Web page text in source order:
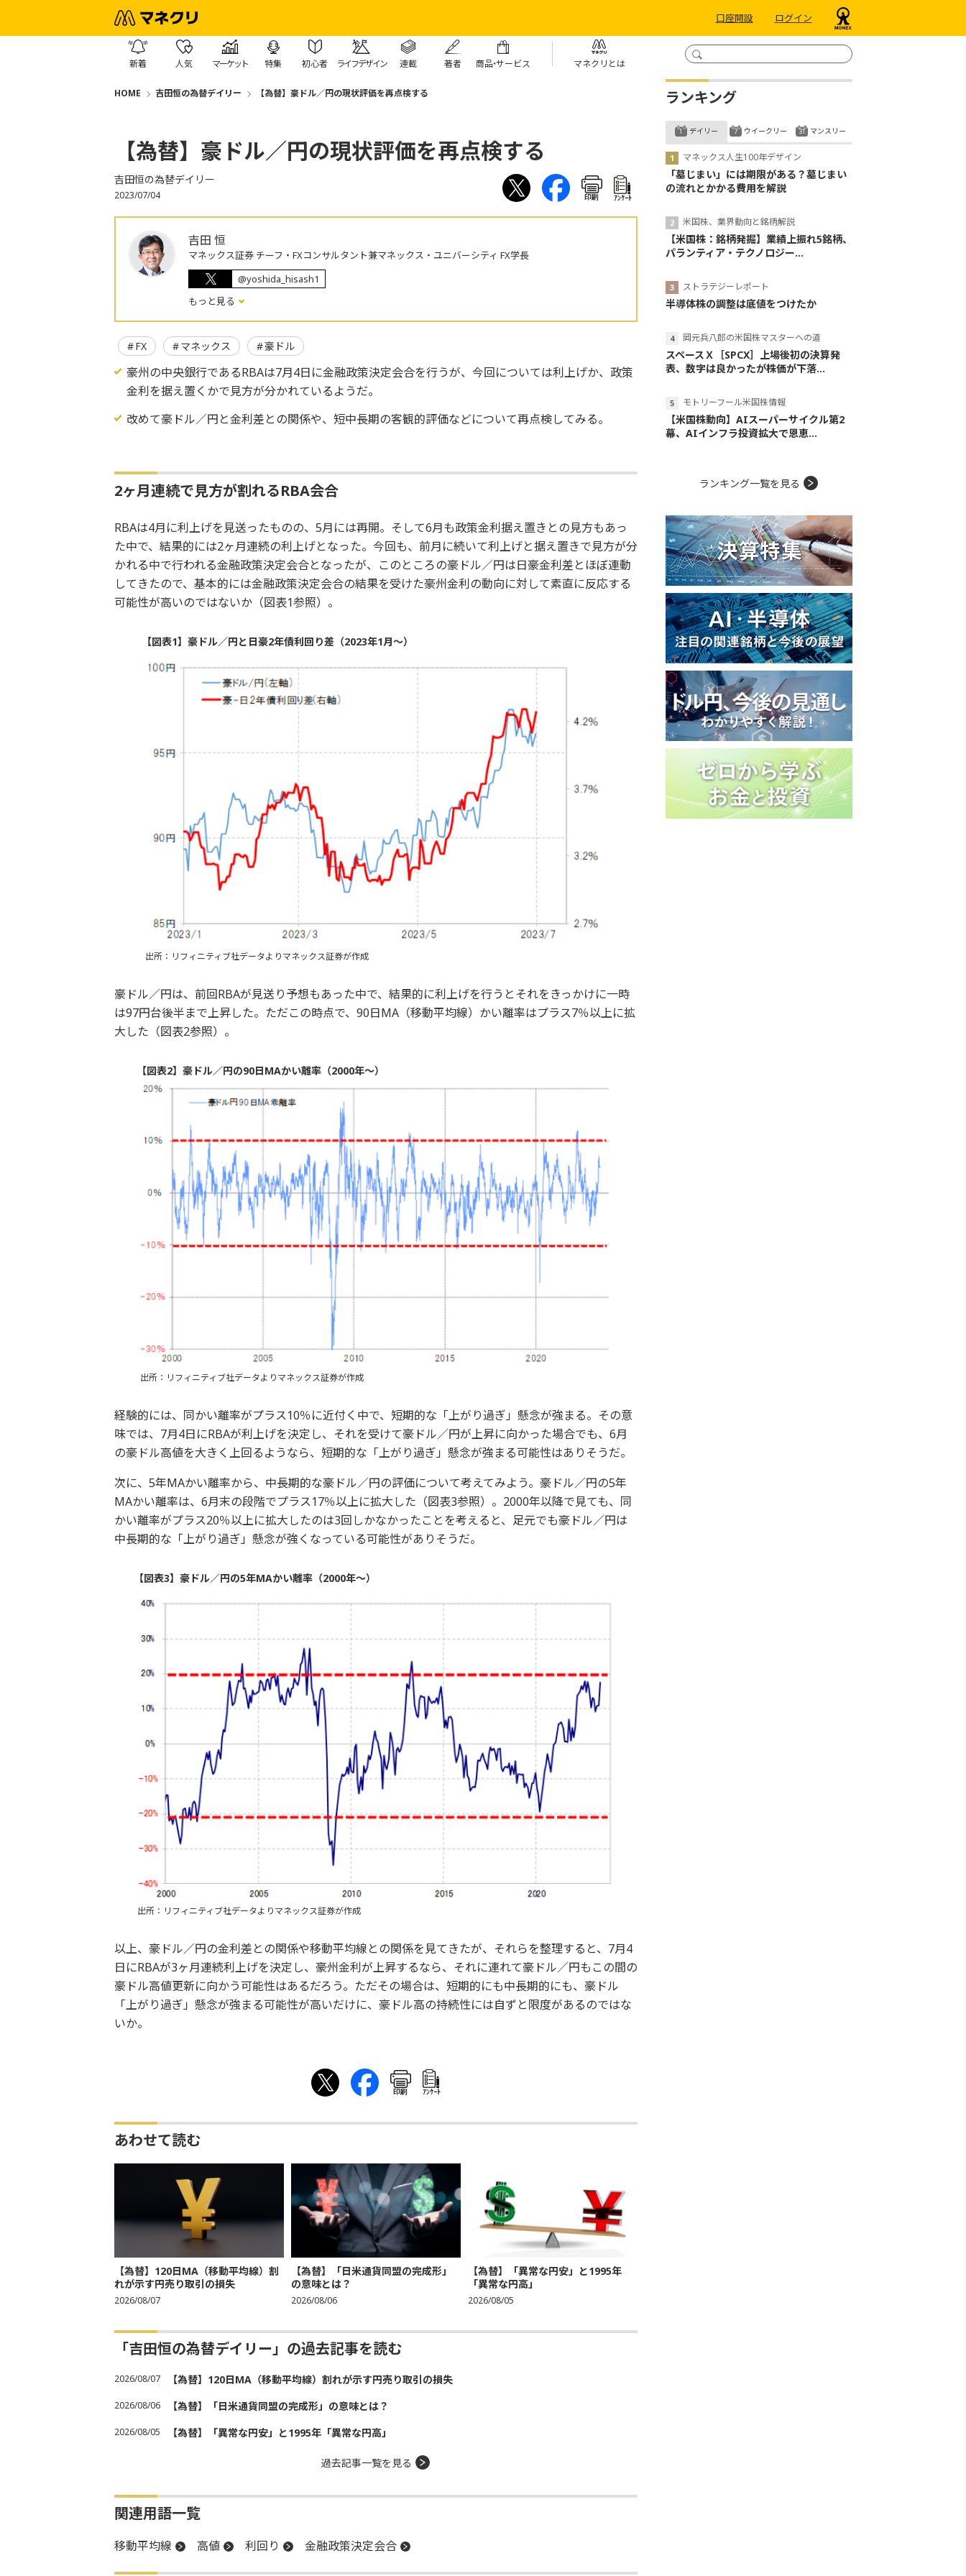
口座開設 ログイン
新着 人気 マーケット 特集 初心者 ライフデザイン 連載 著者 商品・サービス マネクリとは
HOME 吉田恒の為替デイリー 【為替】豪ドル／円の現状評価を再点検する
【為替】豪ドル／円の現状評価を再点検する
吉田恒の為替デイリー
2023/07/04 印刷 ｱﾝｹｰﾄ
吉田 恒
マネックス証券 チーフ・FXコンサルタント兼マネックス・ユニバーシティ FX学長
@yoshida_hisash1
もっと見る
FX マネックス 豪ドル
豪州の中央銀行であるRBAは7月4日に金融政策決定会合を行うが、今回については利上げか、政策
金利を据え置くかで見方が分かれているようだ。
改めて豪ドル／円と金利差との関係や、短中長期の客観的評価などについて再点検してみる。
2ヶ月連続で見方が割れるRBA会合
RBAは4月に利上げを見送ったものの、5月には再開。そして6月も政策金利据え置きとの見方もあっ
た中で、結果的には2ヶ月連続の利上げとなった。今回も、前月に続いて利上げと据え置きで見方が分
かれる中で行われる金融政策決定会合となったが、このところの豪ドル／円は日豪金利差とほぼ連動
してきたので、基本的には金融政策決定会合の結果を受けた豪州金利の動向に対して素直に反応する
可能性が高いのではないか（図表1参照）。
【図表1】豪ドル／円と日豪2年債利回り差（2023年1月～）
出所：リフィニティブ社データよりマネックス証券が作成
豪ドル／円は、前回RBAが見送り予想もあった中で、結果的に利上げを行うとそれをきっかけに一時
は97円台後半まで上昇した。ただこの時点で、90日MA（移動平均線）かい離率はプラス7％以上に拡
大した（図表2参照）。
【図表2】豪ドル／円の90日MAかい離率（2000年～）
出所：リフィニティブ社データよりマネックス証券が作成
経験的には、同かい離率がプラス10％に近付く中で、短期的な「上がり過ぎ」懸念が強まる。その意
味では、7月4日にRBAが利上げを決定し、それを受けて豪ドル／円が上昇に向かった場合でも、6月
の豪ドル高値を大きく上回るようなら、短期的な「上がり過ぎ」懸念が強まる可能性はありそうだ。
次に、5年MAかい離率から、中長期的な豪ドル／円の評価について考えてみよう。豪ドル／円の5年
MAかい離率は、6月末の段階でプラス17％以上に拡大した（図表3参照）。2000年以降で見ても、同
かい離率がプラス20％以上に拡大したのは3回しかなかったことを考えると、足元でも豪ドル／円は
中長期的な「上がり過ぎ」懸念が強くなっている可能性がありそうだ。
【図表3】豪ドル／円の5年MAかい離率（2000年～）
出所：リフィニティブ社データよりマネックス証券が作成
以上、豪ドル／円の金利差との関係や移動平均線との関係を見てきたが、それらを整理すると、7月4
日にRBAが3ヶ月連続利上げを決定し、豪州金利が上昇するなら、それに連れて豪ドル／円もこの間の
豪ドル高値更新に向かう可能性はあるだろう。ただその場合は、短期的にも中長期的にも、豪ドル
「上がり過ぎ」懸念が強まる可能性が高いだけに、豪ドル高の持続性には自ずと限度があるのではな
いか。
印刷 ｱﾝｹｰﾄ
あわせて読む
【為替】120日MA（移動平均線）割
れが示す円売り取引の損失
2026/08/07
【為替】「日米通貨同盟の完成形」
の意味とは？
2026/08/06
【為替】「異常な円安」と1995年
「異常な円高」
2026/08/05
「吉田恒の為替デイリー」の過去記事を読む
2026/08/07 【為替】120日MA（移動平均線）割れが示す円売り取引の損失
2026/08/06 【為替】「日米通貨同盟の完成形」の意味とは？
2026/08/05 【為替】「異常な円安」と1995年「異常な円高」
過去記事一覧を見る
関連用語一覧
移動平均線 高値 利回り 金融政策決定会合
ランキング
デイリー
マネックス人生100年デザイン
「墓じまい」には期限がある？墓じまい
の流れとかかる費用を解説
米国株、業界動向と銘柄解説
【米国株：銘柄発掘】業績上振れ5銘柄、
パランティア・テクノロジー...
ストラテジーレポート
半導体株の調整は底値をつけたか
岡元兵八郎の米国株マスターへの道
スペースＸ［SPCX］上場後初の決算発
表、数字は良かったが株価が下落...
モトリーフール米国株情報
【米国株動向】AIスーパーサイクル第2
幕、AIインフラ投資拡大で恩恵...
ウイークリー マンスリー
ランキング一覧を見る